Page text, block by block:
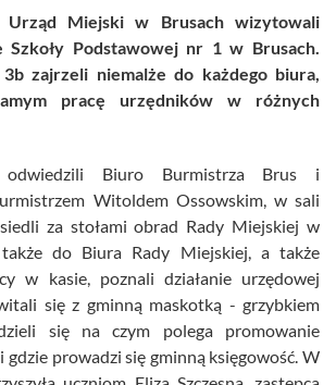
Urząd Miejski w Brusach wizytowali
Szkoły Podstawowej nr 1 w Brusach.
zajrzeli niemalże do każdego biura,
pracę urzędników w różnych
Biuro Burmistrza Brus i
Witoldem Ossowskim, w sali
za stołami obrad Rady Miejskiej w
także do Biura Rady Miejskiej, a także
w kasie, poznali działanie urzędowej
się z gminną maskotką - grzybkiem
się na czym polega promowanie
gdzie prowadzi się gminną księgowość. W